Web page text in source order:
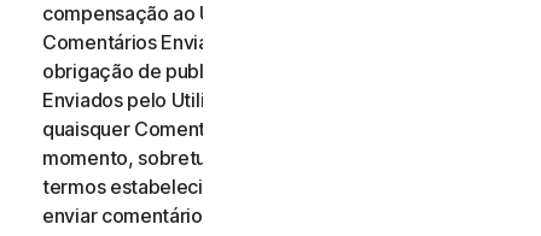
compensação ao Utilizador relativa à utilização dos
Comentários Enviados. Não temos qualquer
obrigação de publicar ou utilizar os Comentários
Enviados pelo Utilizador e podemos remover
quaisquer Comentários Enviados a qualquer
momento, sobretudo se estes violarem quaisquer
termos estabelecidos no presente Contrato. Ao
enviar comentários, o Utilizador reconhece e garante